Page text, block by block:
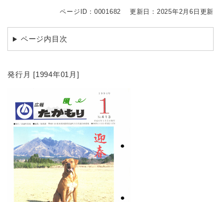
ページID：0001682 更新日：2025年2月6日更新
ページ内目次
発行月 [1994年01月]